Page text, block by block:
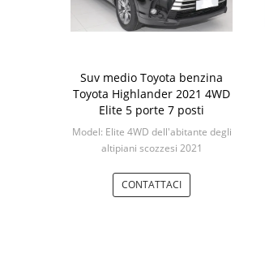
Suv medio Toyota benzina
Toyota Highlander 2021 4WD
Elite 5 porte 7 posti
Model: Elite 4WD dell'abitante degli
altipiani scozzesi 2021
CONTATTACI